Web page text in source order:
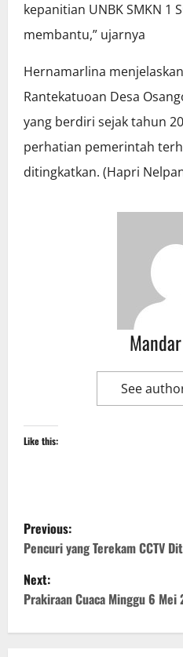
kepanitian UNBK SMKN 1
membantu,” ujarnya
Hernamarlina
Rantekatuoan Desa
yang berdiri sejak tahun
perhatian pemerintah
ditingkatkan. (Hapri
See
Like this:
P
o
s
Previous:
Pencuri yang Terekam CCTV
Next:
Prakiraan Cuaca Minggu 6 Mei